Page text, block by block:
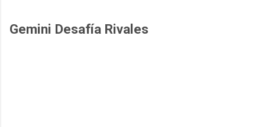
Gemini Desafía Rivales